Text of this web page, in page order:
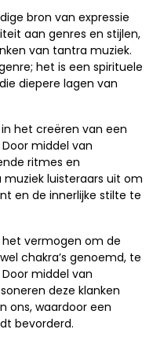
bron van expressie
aan genres en stijlen,
van tantra muziek.
het is een spirituele
diepere lagen van
het creëren van een
middel van
ritmes en
luisteraars uit om
en de innerlijke stilte te
vermogen om de
chakra’s genoemd, te
middel van
deze klanken
ons, waardoor een
bevorderd.